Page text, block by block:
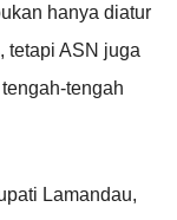
hanya diatur
tetapi ASN juga
tengah
Lamandau,